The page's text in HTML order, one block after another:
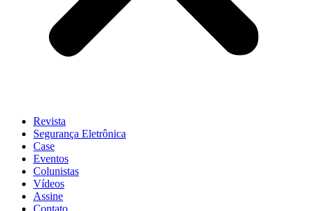
Revista
Segurança Eletrônica
Case
Eventos
Colunistas
Vídeos
Assine
Contato